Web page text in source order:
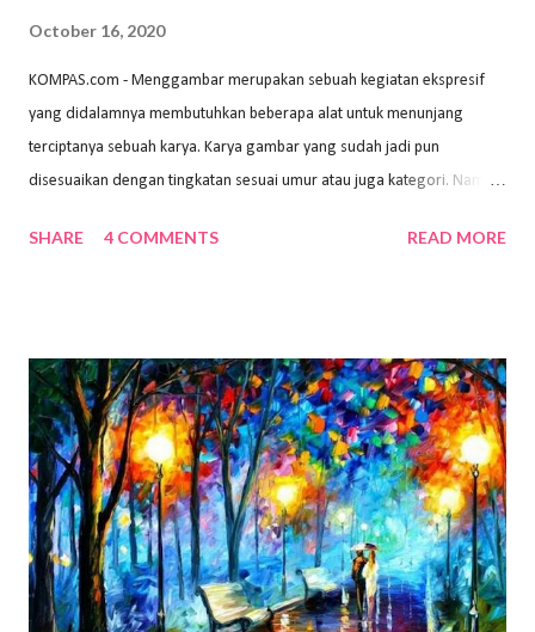
October 16, 2020
KOMPAS.com - Menggambar merupakan sebuah kegiatan ekspresif
yang didalamnya membutuhkan beberapa alat untuk menunjang
terciptanya sebuah karya. Karya gambar yang sudah jadi pun
disesuaikan dengan tingkatan sesuai umur atau juga kategori. Namun,
sehingga hasilnya bisa dilihat. Peran alat dan bahan sangat
memiliki spesifikasi berbeda sesuai jenisnya. Berikut peralatan
menggambar bentuk: 1. Kertas Gambar Kegiatan menggambar
membutuhkan kertas yang baik agar proses pembuatan gambar lebih
nyaman dan maksimal. Bahan kertas yang baik salah satu syaratnya
adalah tidak mudah sobek, mengingat menggambar merupakan
proses menggores dan menghapus. Kertas adalah bahan yang paling
ideal digunakan untuk menggambar. Dalam menggambar
menggunakan pen...
SHARE 4 COMMENTS READ MORE